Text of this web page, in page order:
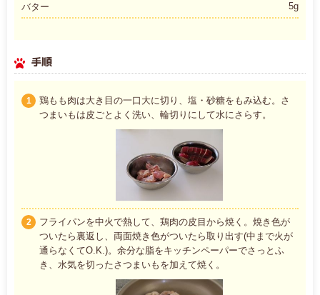
バター
5g
手順
1
鶏もも肉は大き目の一口大に切り、塩・砂糖をもみ込む。さ
つまいもは皮ごとよく洗い、輪切りにして水にさらす。
2
フライパンを中火で熱して、鶏肉の皮目から焼く。焼き色が
ついたら裏返し、両面焼き色がついたら取り出す(中まで火が
通らなくてO.K.)。余分な脂をキッチンペーパーでさっとふ
き、水気を切ったさつまいもを加えて焼く。